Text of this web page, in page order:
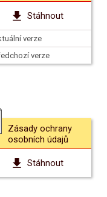
Stáhnout
verze
verze
Zásady ochrany
osobních údajů
Stáhnout